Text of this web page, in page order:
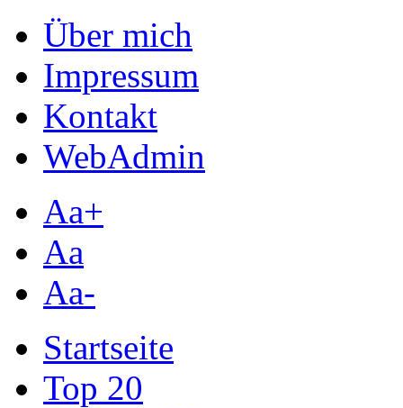
Über mich
Impressum
Kontakt
WebAdmin
Aa+
Aa
Aa-
Startseite
Top 20